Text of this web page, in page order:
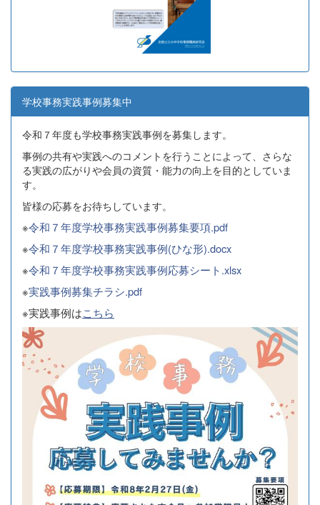
学校事務実践事例募集中
令和７年度も学校事務実践事例を募集します。
事例の共有や実践へのコメントを行うことによって、さらな
る実践の広がりや会員の資質・能力の向上を目的としていま
す。
皆様の応募をお待ちしています。
※令和７年度学校事務実践事例募集要項.pdf
※令和７年度学校事務実践事例(ひな形).docx
※令和７年度学校事務実践事例応募シート.xlsx
※実践事例募集チラシ.pdf
※実践事例はこちら